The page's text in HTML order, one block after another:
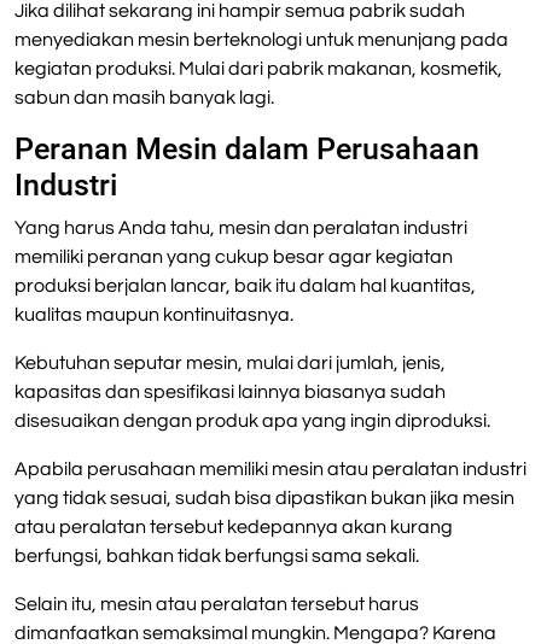
Jika dilihat sekarang ini hampir semua pabrik sudah
menyediakan mesin berteknologi untuk menunjang pada
kegiatan produksi. Mulai dari pabrik makanan, kosmetik,
sabun dan masih banyak lagi.
Peranan Mesin dalam Perusahaan
Industri
Yang harus Anda tahu, mesin dan peralatan industri
memiliki peranan yang cukup besar agar kegiatan
produksi berjalan lancar, baik itu dalam hal kuantitas,
kualitas maupun kontinuitasnya.
Kebutuhan seputar mesin, mulai dari jumlah, jenis,
kapasitas dan spesifikasi lainnya biasanya sudah
disesuaikan dengan produk apa yang ingin diproduksi.
Apabila perusahaan memiliki mesin atau peralatan industri
yang tidak sesuai, sudah bisa dipastikan bukan jika mesin
atau peralatan tersebut kedepannya akan kurang
berfungsi, bahkan tidak berfungsi sama sekali.
Selain itu, mesin atau peralatan tersebut harus
dimanfaatkan semaksimal mungkin. Mengapa? Karena